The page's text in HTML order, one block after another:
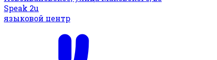
Speak 2u
языковой центр